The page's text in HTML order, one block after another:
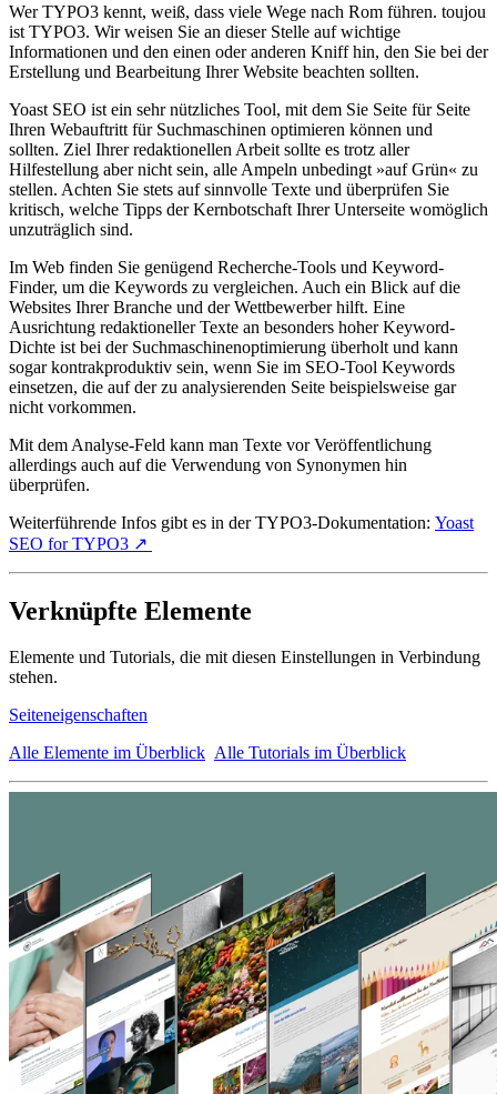
Wer TYPO3 kennt, weiß, dass viele Wege nach Rom führen. toujou
ist TYPO3. Wir weisen Sie an dieser Stelle auf wichtige
Informationen und den einen oder anderen Kniff hin, den Sie bei der
Erstellung und Bearbeitung Ihrer Website beachten sollten.
Yoast SEO ist ein sehr nützliches Tool, mit dem Sie Seite für Seite
Ihren Webauftritt für Suchmaschinen optimieren können und
sollten. Ziel Ihrer redaktionellen Arbeit sollte es trotz aller
Hilfestellung aber nicht sein, alle Ampeln unbedingt »auf Grün« zu
stellen. Achten Sie stets auf sinnvolle Texte und überprüfen Sie
kritisch, welche Tipps der Kernbotschaft Ihrer Unterseite womöglich
unzuträglich sind.
Im Web finden Sie genügend Recherche-Tools und Keyword-
Finder, um die Keywords zu vergleichen. Auch ein Blick auf die
Websites Ihrer Branche und der Wettbewerber hilft. Eine
Ausrichtung redaktioneller Texte an besonders hoher Keyword-
Dichte ist bei der Suchmaschinenoptimierung überholt und kann
sogar kontrakproduktiv sein, wenn Sie im SEO-Tool Keywords
einsetzen, die auf der zu analysierenden Seite beispielsweise gar
nicht vorkommen.
Mit dem Analyse-Feld kann man Texte vor Veröffentlichung
allerdings auch auf die Verwendung von Synonymen hin
überprüfen.
Weiterführende Infos gibt es in der TYPO3-Dokumentation: Yoast
SEO for TYPO3 ↗
Verknüpfte Elemente
Elemente und Tutorials, die mit diesen Einstellungen in Verbindung
stehen.
Seiteneigenschaften
Alle Elemente im Überblick Alle Tutorials im Überblick